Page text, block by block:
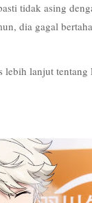
tidak asing
dia gagal
lebih lanjut tentang